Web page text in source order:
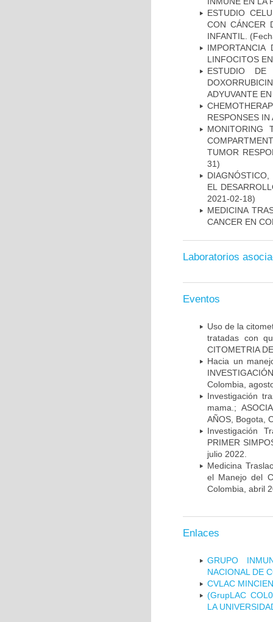
ESTUDIO
CON CÁNCER
INFANTIL.
LINFOCITOS
ESTUDIO DE
ADYUVANTE
RESPONSES IN
MONITORING
TUMOR
31)
EL
2021-02-18)
MEDICINA
CANCER EN
Laboratorios
Eventos
Uso de la
tratadas con
CITOMETRIA
Hacia un
Colombia,
Investigación
mama.;
AÑOS, Bogota,
Investigación
PRIMER
julio 2022.
Medicina
el Manejo del
Colombia, abril
Enlaces
GRUPO
NACIONAL DE
CVLAC
(GrupLAC
LA